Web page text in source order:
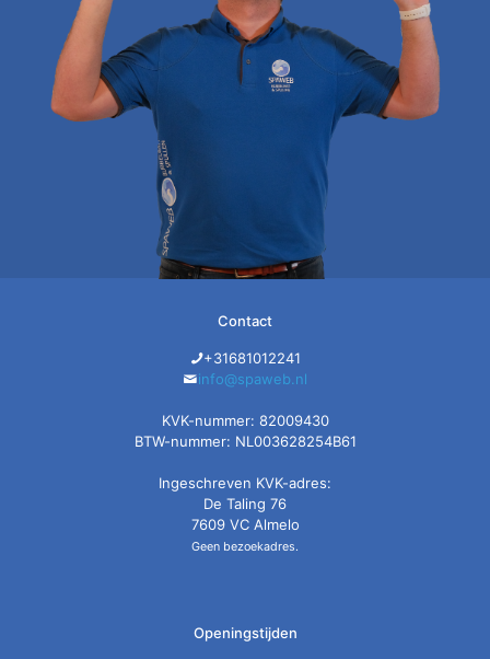
Contact
+31681012241
info@spaweb.nl
KVK-nummer: 82009430
BTW-nummer: NL003628254B61
Ingeschreven KVK-adres:
De Taling 76
7609 VC Almelo
Geen bezoekadres.
Openingstijden